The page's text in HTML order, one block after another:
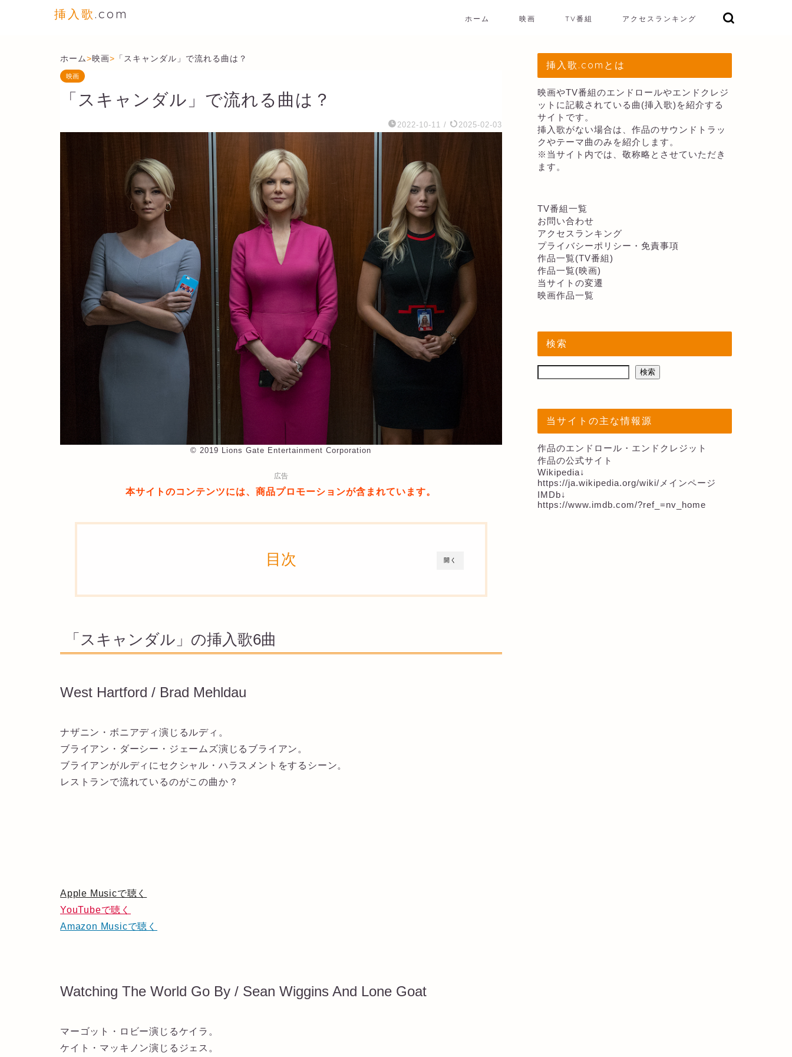
挿入歌.com ホーム 映画 TV番組 アクセスランキング
ホーム>映画> 「スキャンダル」で流れる曲は？
映画
「スキャンダル」で流れる曲は？
2022-10-11 / 2025-02-03
©︎ 2019 Lions Gate Entertainment Corporation
広告
本サイトのコンテンツには、商品プロモーションが含まれています。
開く
目次
「スキャンダル」の挿入歌6曲
West Hartford / Brad Mehldau
ナザニン・ボニアディ演じるルディ。
ブライアン・ダーシー・ジェームズ演じるブライアン。
ブライアンがルディにセクシャル・ハラスメントをするシーン。
レストランで流れているのがこの曲か？
Apple Musicで聴く
YouTubeで聴く
Amazon Musicで聴く
Watching The World Go By / Sean Wiggins And Lone Goat
マーゴット・ロビー演じるケイラ。
ケイト・マッキノン演じるジェス。
挿入歌.comとは
映画やTV番組のエンドロールやエンドクレジ
ットに記載されている曲(挿入歌)を紹介する
サイトです。
挿入歌がない場合は、作品のサウンドトラッ
クやテーマ曲のみを紹介します。
※当サイト内では、敬称略とさせていただき
ます。
TV番組一覧
お問い合わせ
アクセスランキング
プライバシーポリシー・免責事項
作品一覧(TV番組)
作品一覧(映画)
当サイトの変遷
映画作品一覧
検索
検索
当サイトの主な情報源
作品のエンドロール・エンドクレジット
作品の公式サイト
Wikipedia↓
https://ja.wikipedia.org/wiki/メインページ
IMDb↓
https://www.imdb.com/?ref_=nv_home